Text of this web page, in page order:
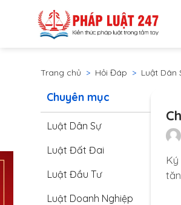
Trang chủ > Hỏi Đáp > Luật Dân
Chuyên mục
Luật Dân Sự
Luật Đất Đai
Luật Đầu Tư
Luật Doanh Nghiệp